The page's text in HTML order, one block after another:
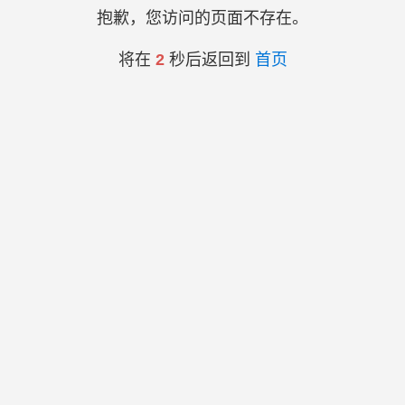
抱歉，您访问的页面不存在。
将在 2秒后返回到 首页